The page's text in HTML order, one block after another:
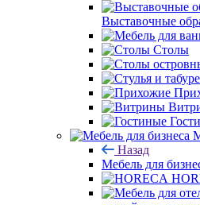
Выставочные
Столы
Назад
Мебель для